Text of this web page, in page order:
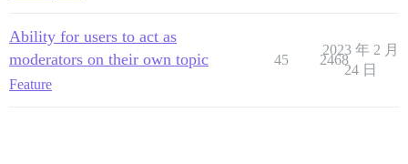
Ability for users to act as
moderators on their own topic
Feature
45 2468
2023 年 2 月
24 日